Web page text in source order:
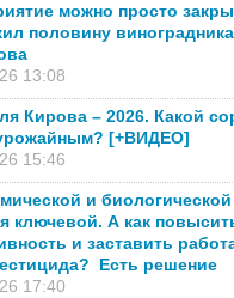
можно просто
половину
13:08
Кирова – 2026. Какой
[+ВИДЕО]
15:46
и
ключевой. А как
и заставить
Есть решение
17:40